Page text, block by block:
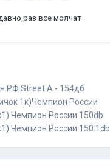
все молчат
РФ Street A - 154дб
1к)Чемпион России
Чемпион России 150db
Чемпион России 150.1db